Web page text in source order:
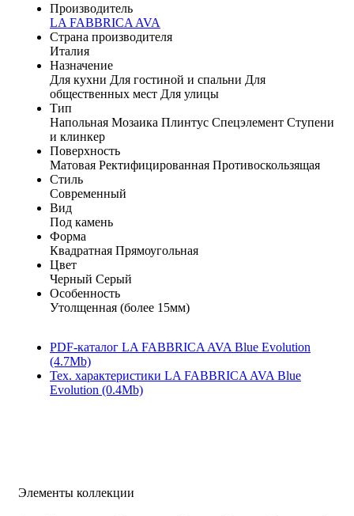
Производитель
LA FABBRICA AVA
Страна производителя
Италия
Назначение
Для кухни Для гостиной и спальни Для
общественных мест Для улицы
Тип
Напольная Мозаика Плинтус Спецэлемент Ступени
и клинкер
Поверхность
Матовая Ректифицированная Противоскользящая
Стиль
Современный
Вид
Под камень
Форма
Квадратная Прямоугольная
Цвет
Черный Серый
Особенность
Утолщенная (более 15мм)
PDF-каталог LA FABBRICA AVA Blue Evolution
(4.7Mb)
Тех. характеристики LA FABBRICA AVA Blue
Evolution (0.4Mb)
Элементы коллекции